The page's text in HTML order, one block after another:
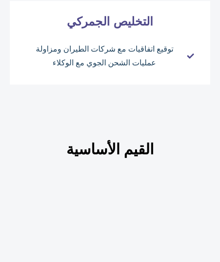
التخليص الجمركي
توقيع اتفاقيات مع شركات الطيران ومزاولة
عمليات الشحن الجوي مع الوكلاء
القيم الأساسية